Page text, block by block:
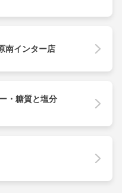
南インター店
・糖質と塩分